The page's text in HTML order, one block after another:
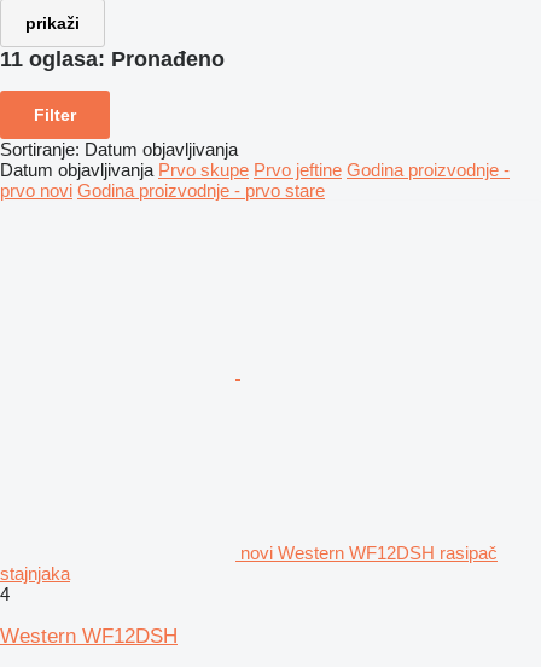
prikaži
11 oglasa: Pronađeno
Filter
Sortiranje: Datum objavljivanja
Datum objavljivanja Prvo skupe Prvo jeftine Godina proizvodnje -
prvo novi Godina proizvodnje - prvo stare
novi Western WF12DSH rasipač
stajnjaka
4
Western WF12DSH